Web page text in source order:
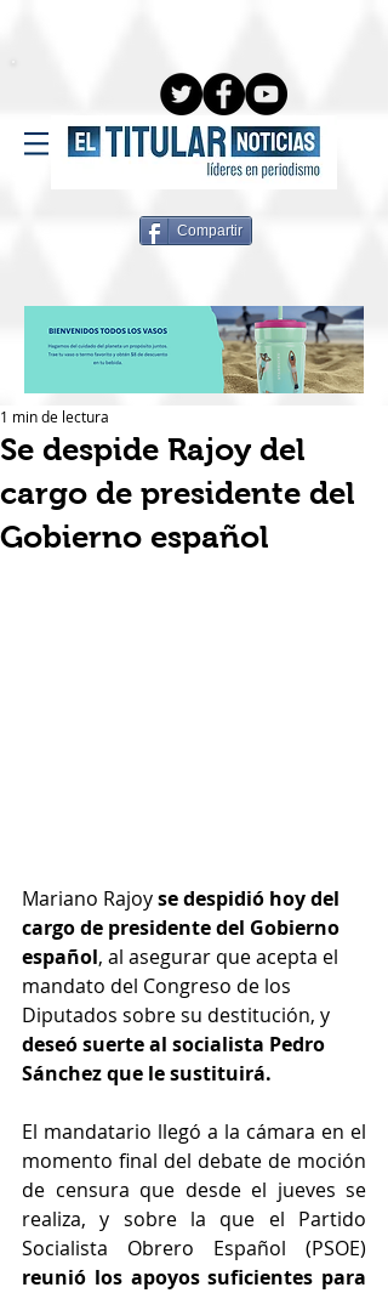
Compartir
Se despide Rajoy del
cargo de presidente del
Gobierno español
1 min de lectura
Mariano Rajoy se despidió hoy del
cargo de presidente del Gobierno
español, al asegurar que acepta el
mandato del Congreso de los
Diputados sobre su destitución, y
deseó suerte al socialista Pedro
Sánchez que le sustituirá.
El mandatario llegó a la cámara en el
momento final del debate de moción
de censura que desde el jueves se
realiza, y sobre la que el Partido
reunió los apoyos suficientes para